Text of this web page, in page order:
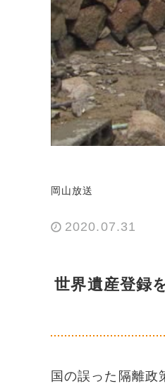
岡山放送
2020.07.31
世界遺産登録
国の誤った隔離政